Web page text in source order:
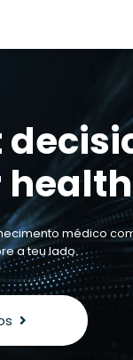
Parcerias
médico
a teu lado.